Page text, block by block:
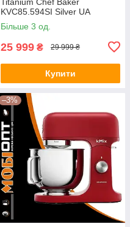
KVC85.594SI Silver UA
Більше 3 од.
25 999 ₴ 29 999 ₴
Купити
–3%